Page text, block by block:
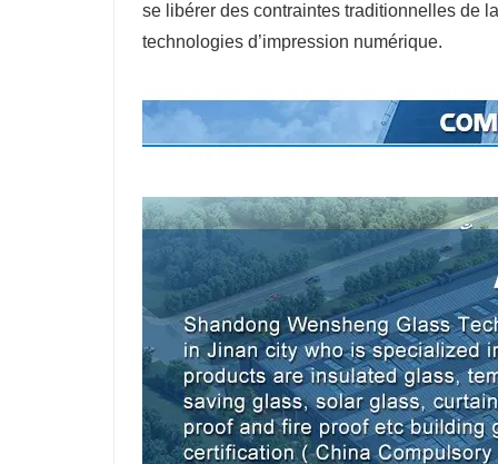
se libérer des contraintes traditionnelles de
technologies d’impression numérique.